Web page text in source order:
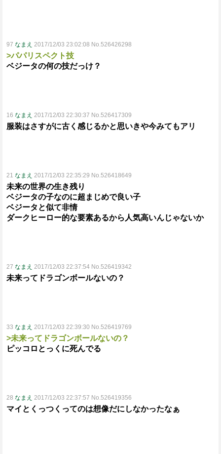
97 なまえ 2017/12/03 23:02:08 No.526426298
>パパリスペクト技
ベジータの何の技だっけ？
16 なまえ 2017/12/03 22:30:37 No.526417309
服装はさすがに古く感じるかと思いきや今みてもアリ
21 なまえ 2017/12/03 22:35:29 No.526418649
未来の世界の生き残り
ベジータの子なのに超まじめで良い子
ベジータと似て非情
ダークヒーロー的な要素あるから人気高いんじゃないか
27 なまえ 2017/12/03 22:37:54 No.526419342
未来ってドラゴンボールないの？
33 なまえ 2017/12/03 22:39:30 No.526419769
>未来ってドラゴンボールないの？
ピッコロとっくに死んでる
28 なまえ 2017/12/03 22:37:57 No.526419356
マイとくっつくってのは想像だにしなかったなぁ